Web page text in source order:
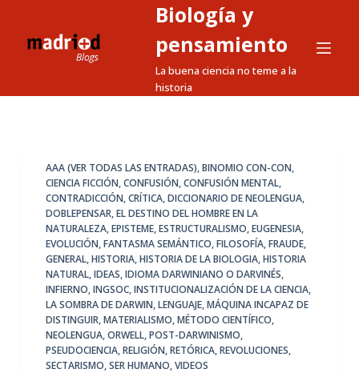
a
Biología y
pensamiento
La buena ciencia no teme a la
historia
AAA (VER TODAS LAS ENTRADAS),BINOMIO CON-CON,
CIENCIA FICCIÓN,CONFUSIÓN,CONFUSIÓN MENTAL,
CONTRADICCIÓN,CRÍTICA,DICCIONARIO DE NEOLENGUA,
DOBLEPENSAR,EL DESTINO DEL HOMBRE EN LA
NATURALEZA,EPISTEME,ESTRUCTURALISMO,EUGENESIA,
EVOLUCIÓN,FANTASMA SEMÁNTICO,FILOSOFÍA,FRAUDE,
GENERAL,HISTORIA,HISTORIA DE LA BIOLOGIA,HISTORIA
NATURAL,IDEAS,IDIOMA DARWINIANO O DARVINÉS,
INFIERNO,INGSOC,INSTITUCIONALIZACIÓN DE LA CIENCIA,
LA SOMBRA DE DARWIN,LENGUAJE,MÁQUINA INCAPAZ DE
DISTINGUIR,MATERIALISMO,MÉTODO CIENTÍFICO,
NEOLENGUA,ORWELL,POST-DARWINISMO,
PSEUDOCIENCIA,RELIGIÓN,RETÓRICA,REVOLUCIONES,
SECTARISMO,SER HUMANO,VIDEOS